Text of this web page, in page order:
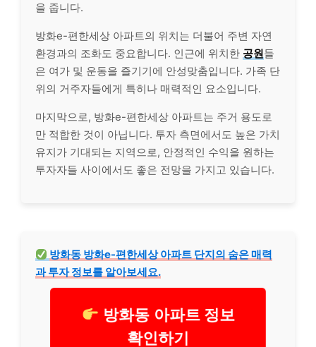
을 줍니다.
방화e-편한세상 아파트의 위치는 더불어 주변 자연
환경과의 조화도 중요합니다. 인근에 위치한 공원들
은 여가 및 운동을 즐기기에 안성맞춤입니다. 가족 단
위의 거주자들에게 특히나 매력적인 요소입니다.
마지막으로, 방화e-편한세상 아파트는 주거 용도로
만 적합한 것이 아닙니다. 투자 측면에서도 높은 가치
유지가 기대되는 지역으로, 안정적인 수익을 원하는
투자자들 사이에서도 좋은 전망을 가지고 있습니다.
방화동 방화e-편한세상 아파트 단지의 숨은 매력
과 투자 정보를 알아보세요.
방화동 아파트 정보
확인하기